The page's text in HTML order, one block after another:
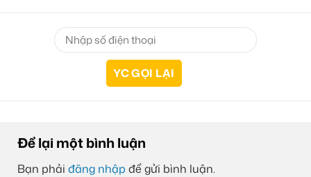
Để lại một bình luận
Bạn phải đăng nhập để gửi bình luận.